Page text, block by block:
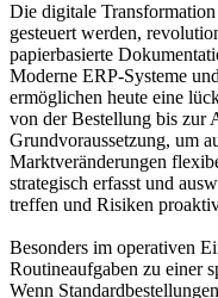
Die digitale
gesteuert werden,
papierbasierte
Moderne ERP-Systeme
ermöglichen heute eine
von der Bestellung bis zur
Grundvoraussetzung, um
Marktveränderungen
strategisch erfasst und
treffen und Risiken
Besonders im operativen
Routineaufgaben zu einer
Wenn